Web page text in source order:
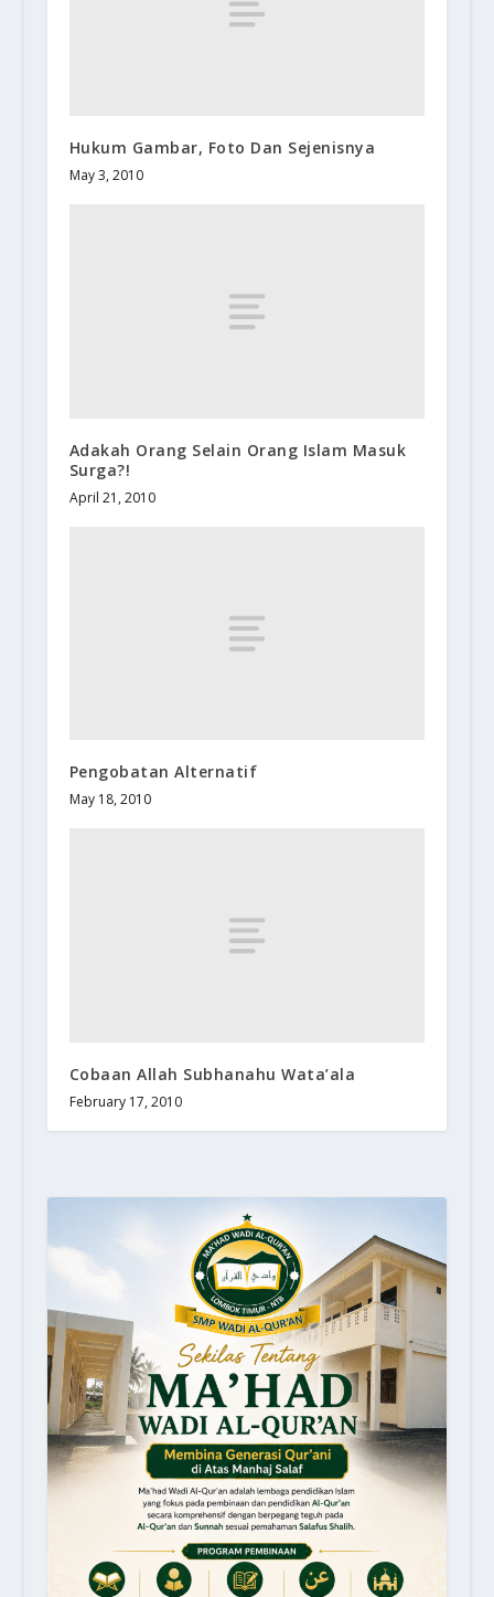
Hukum Gambar, Foto Dan Sejenisnya
May 3, 2010
Adakah Orang Selain Orang Islam Masuk
Surga?!
April 21, 2010
Pengobatan Alternatif
May 18, 2010
Cobaan Allah Subhanahu Wata’ala
February 17, 2010